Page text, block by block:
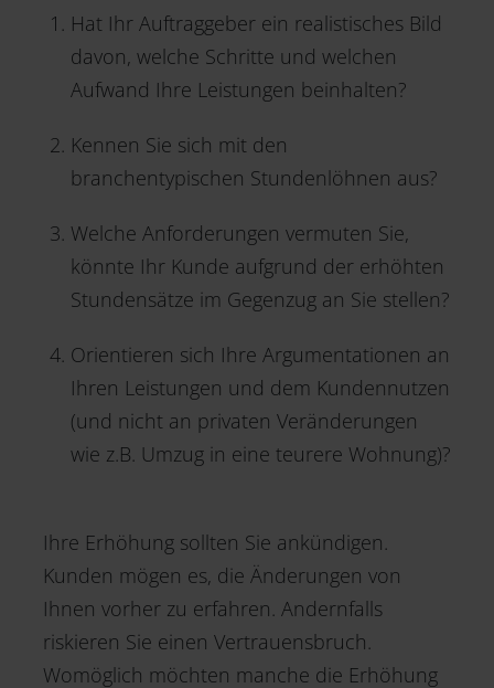
Hat Ihr Auftraggeber ein realistisches Bild
davon, welche Schritte und welchen
Aufwand Ihre Leistungen beinhalten?
Kennen Sie sich mit den
branchentypischen Stundenlöhnen aus?
Welche Anforderungen vermuten Sie,
könnte Ihr Kunde aufgrund der erhöhten
Stundensätze im Gegenzug an Sie stellen?
Orientieren sich Ihre Argumentationen an
Ihren Leistungen und dem Kundennutzen
(und nicht an privaten Veränderungen
wie z.B. Umzug in eine teurere Wohnung)?
Ihre Erhöhung sollten Sie ankündigen.
Kunden mögen es, die Änderungen von
Ihnen vorher zu erfahren. Andernfalls
riskieren Sie einen Vertrauensbruch.
Womöglich möchten manche die Erhöhung